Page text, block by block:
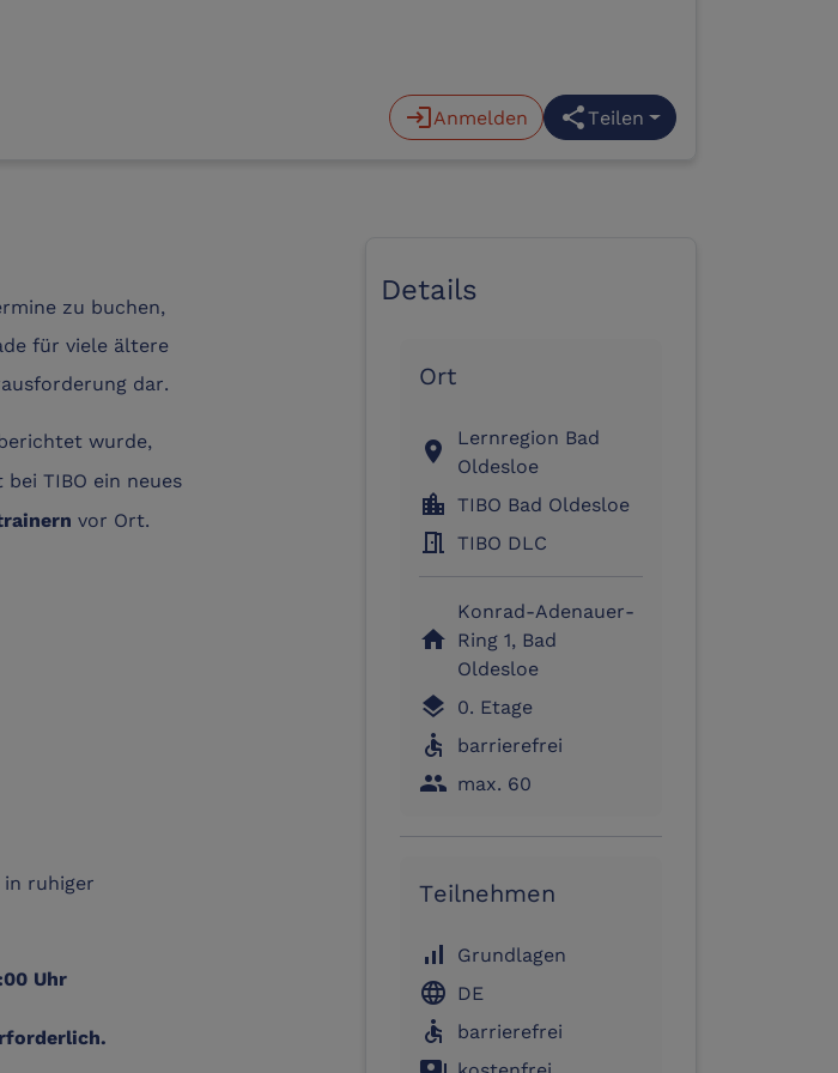
loginAnmelden shareTeilen
zu buchen,
für viele ältere
dar.
wurde,
bei TIBO ein neues
vor Ort.
ruhiger
Uhr
Details
Ort
location_on
Lernregion Bad
Oldesloe
location_city TIBO Bad Oldesloe
meeting_room TIBO DLC
home
Konrad-Adenauer-
Ring 1, Bad
Oldesloe
layers 0. Etage
accessible barrierefrei
people max. 60
Teilnehmen
signal_cellular_alt Grundlagen
language DE
accessible barrierefrei